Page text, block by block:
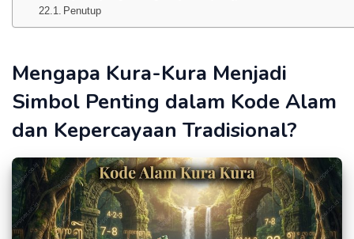
Penutup
Mengapa Kura-Kura Menjadi
Simbol Penting dalam Kode Alam
dan Kepercayaan Tradisional?